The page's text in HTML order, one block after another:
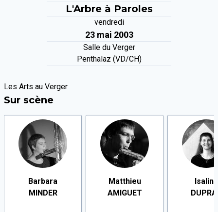
L'Arbre à Paroles
vendredi
23 mai 2003
Salle du Verger
Penthalaz (VD/CH)
Les Arts au Verger
Sur scène
Barbara
MINDER
Matthieu
AMIGUET
Isaline